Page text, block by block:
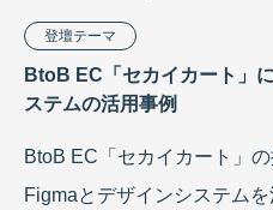
登壇テーマ
BtoB EC「セカイカート」
ステムの活用事例
BtoB EC「セカイカート」
Figmaとデザインシステム